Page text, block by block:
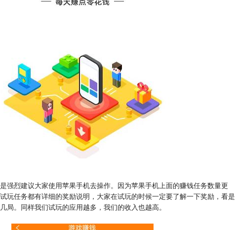
强烈建议大家使用苹果手机去操作。因为苹果手机上面的赚钱任务数量更
玩任务都有详细的奖励说明，大家在试玩的时候一定要了解一下奖励，看是
局。同样我们试玩的应用越多，我们的收入也越高。